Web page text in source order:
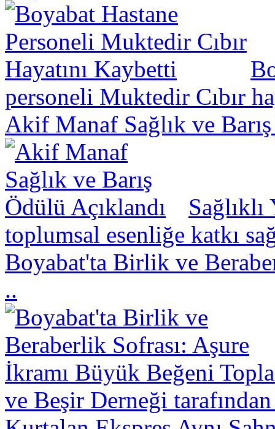
personeli Muktedir Cıbır
Akif Manaf Sağlık ve
toplumsal esenliğe katkı
Boyabat'ta Birlik ve
..
ve Beşir Derneği